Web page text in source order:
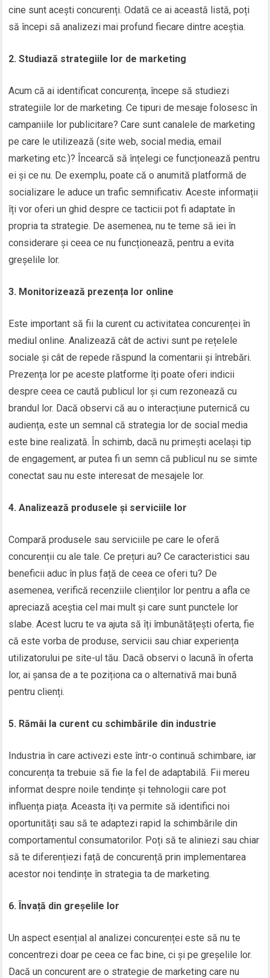
cine sunt acești concurenți. Odată ce ai această listă, poți
să începi să analizezi mai profund fiecare dintre aceștia.
2. Studiază strategiile lor de marketing
Acum că ai identificat concurența, începe să studiezi
strategiile lor de marketing. Ce tipuri de mesaje folosesc în
campaniile lor publicitare? Care sunt canalele de marketing
pe care le utilizează (site web, social media, email
marketing etc.)? Încearcă să înțelegi ce funcționează pentru
ei și ce nu. De exemplu, poate că o anumită platformă de
socializare le aduce un trafic semnificativ. Aceste informații
îți vor oferi un ghid despre ce tacticii pot fi adaptate în
propria ta strategie. De asemenea, nu te teme să iei în
considerare și ceea ce nu funcționează, pentru a evita
greșelile lor.
3. Monitorizează prezența lor online
Este important să fii la curent cu activitatea concurenței în
mediul online. Analizează cât de activi sunt pe rețelele
sociale și cât de repede răspund la comentarii și întrebări.
Prezența lor pe aceste platforme îți poate oferi indicii
despre ceea ce caută publicul lor și cum rezonează cu
brandul lor. Dacă observi că au o interacțiune puternică cu
audiența, este un semnal că strategia lor de social media
este bine realizată. În schimb, dacă nu primești același tip
de engagement, ar putea fi un semn că publicul nu se simte
conectat sau nu este interesat de mesajele lor.
4. Analizează produsele și serviciile lor
Compară produsele sau serviciile pe care le oferă
concurenții cu ale tale. Ce prețuri au? Ce caracteristici sau
beneficii aduc în plus față de ceea ce oferi tu? De
asemenea, verifică recenziile clienților lor pentru a afla ce
apreciază aceștia cel mai mult și care sunt punctele lor
slabe. Acest lucru te va ajuta să îți îmbunătățești oferta, fie
că este vorba de produse, servicii sau chiar experiența
utilizatorului pe site-ul tău. Dacă observi o lacună în oferta
lor, ai șansa de a te poziționa ca o alternativă mai bună
pentru clienți.
5. Rămâi la curent cu schimbările din industrie
Industria în care activezi este într-o continuă schimbare, iar
concurența ta trebuie să fie la fel de adaptabilă. Fii mereu
informat despre noile tendințe și tehnologii care pot
influența piața. Aceasta îți va permite să identifici noi
oportunități sau să te adaptezi rapid la schimbările din
comportamentul consumatorilor. Poți să te aliniezi sau chiar
să te diferențiezi față de concurență prin implementarea
acestor noi tendințe în strategia ta de marketing.
6. Învață din greșelile lor
Un aspect esențial al analizei concurenței este să nu te
concentrezi doar pe ceea ce fac bine, ci și pe greșelile lor.
Dacă un concurent are o strategie de marketing care nu